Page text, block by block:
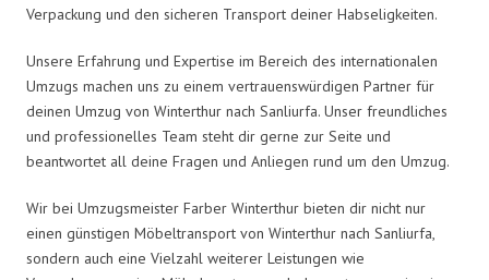
Verpackung und den sicheren Transport deiner Habseligkeiten.
Unsere Erfahrung und Expertise im Bereich des internationalen
Umzugs machen uns zu einem vertrauenswürdigen Partner für
deinen Umzug von Winterthur nach Sanliurfa. Unser freundliches
und professionelles Team steht dir gerne zur Seite und
beantwortet all deine Fragen und Anliegen rund um den Umzug.
Wir bei Umzugsmeister Farber Winterthur bieten dir nicht nur
einen günstigen Möbeltransport von Winterthur nach Sanliurfa,
sondern auch eine Vielzahl weiterer Leistungen wie